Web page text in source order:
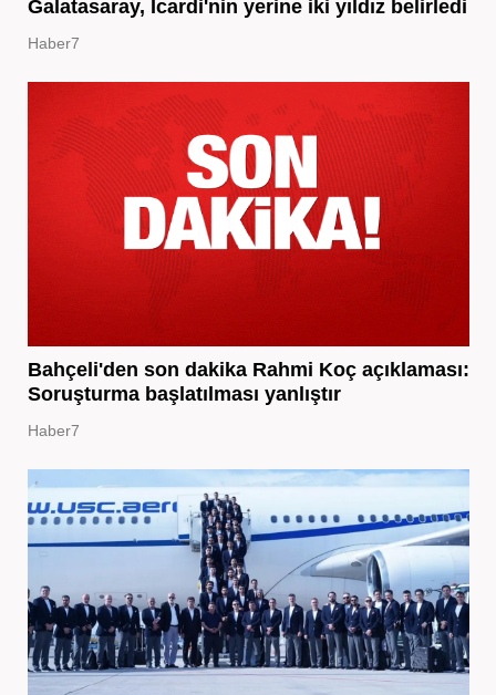
Galatasaray, Icardi'nin yerine iki yıldız belirledi
Haber7
Bahçeli'den son dakika Rahmi Koç açıklaması:
Soruşturma başlatılması yanlıştır
Haber7